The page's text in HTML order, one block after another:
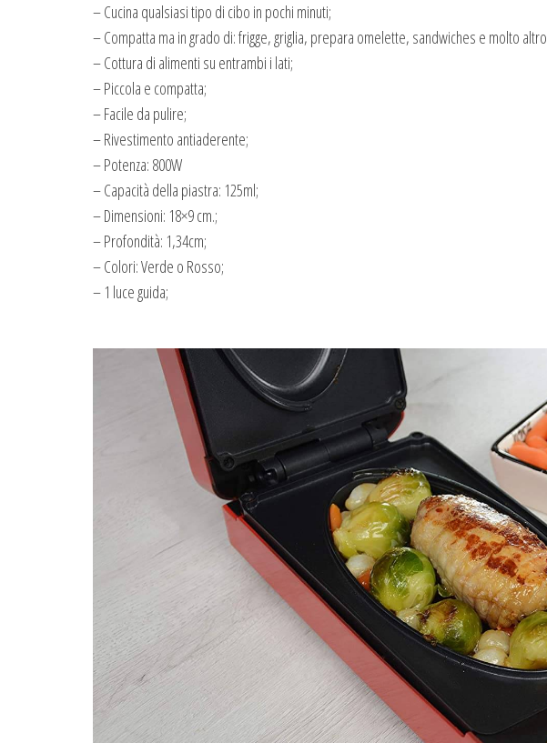
– Cucina qualsiasi tipo di cibo in pochi minuti;
– Compatta ma in grado di: frigge, griglia, prepara omelette, sandwiches e molto altro
– Cottura di alimenti su entrambi i lati;
– Piccola e compatta;
– Facile da pulire;
– Rivestimento antiaderente;
– Potenza: 800W
– Capacità della piastra: 125ml;
– Dimensioni: 18×9 cm.;
– Profondità: 1,34cm;
– Colori: Verde o Rosso;
– 1 luce guida;